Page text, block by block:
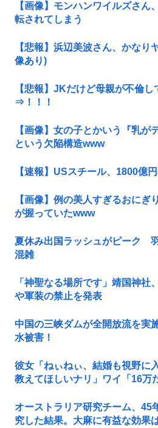
【画像】モンハンワイルズさん
転されてしまう
【悲報】浜辺美波さん、かなり
像あり)
【悲報】JKだけど母親が不倫
⇒！！！
【画像】女の子とかいう『乳が
という欠陥構造www
【速報】USスチール、1800億
【画像】例の美人すぎるおにぎ
が握っていたwww
夏休み出国ラッシュがピーク
混雑
「神聖なる場所です」靖国神社
や軍装の禁止を発表
中国の三峡ダムが全開放流を実
水被害！
彼女「ねぃねぃ、結婚も視野に
教えてほしいナリ」ワイ「16万
オーストラリア研究チーム、45
究した結果。大麻に有益な効果